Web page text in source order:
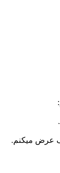
عرض میکنم.